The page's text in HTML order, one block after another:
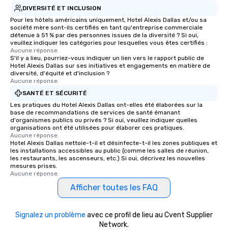
DIVERSITÉ ET INCLUSION
Pour les hôtels américains uniquement, Hotel Alexis Dallas et/ou sa
société mère sont-ils certifiés en tant qu'entreprise commerciale
détenue à 51 % par des personnes issues de la diversité ? Si oui,
veuillez indiquer les catégories pour lesquelles vous êtes certifiés :
Aucune réponse.
S'il y a lieu, pourriez-vous indiquer un lien vers le rapport public de
Hotel Alexis Dallas sur ses initiatives et engagements en matière de
diversité, d'équité et d'inclusion ?
Aucune réponse.
SANTÉ ET SÉCURITÉ
Les pratiques du Hotel Alexis Dallas ont-elles été élaborées sur la
base de recommandations de services de santé émanant
d'organismes publics ou privés ? Si oui, veuillez indiquer quelles
organisations ont été utilisées pour élaborer ces pratiques.
Aucune réponse.
Hotel Alexis Dallas nettoie-t-il et désinfecte-t-il les zones publiques et
les installations accessibles au public (comme les salles de réunion,
les restaurants, les ascenseurs, etc.) Si oui, décrivez les nouvelles
mesures prises.
Aucune réponse.
Afficher toutes les FAQ
Signalez un problème avec ce profil de lieu au Cvent Supplier
Network.